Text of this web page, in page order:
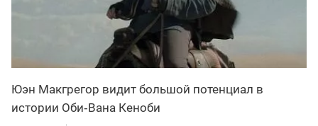
Юэн Макгрегор видит большой потенциал в
истории Оби‑Вана Кеноби